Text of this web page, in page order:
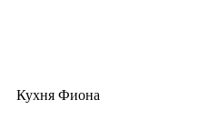
Кухня Фиона